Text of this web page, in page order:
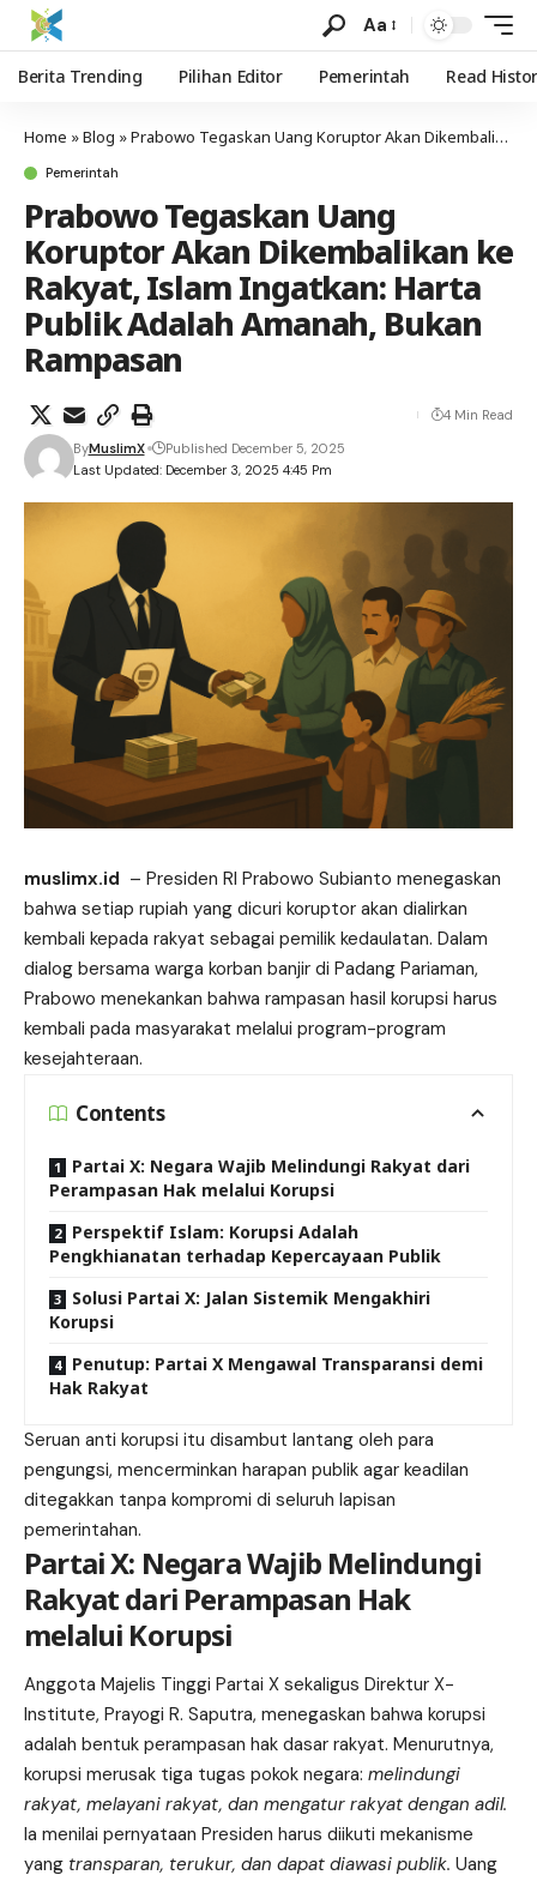
Aa
Berita Trending Pilihan Editor Pemerintah Read
Home »Blog »Prabowo Tegaskan Uang Koruptor Akan Dikembalikan ke Rakyat, Islam Ingatkan: Harta Publik Adalah Amanah, Bukan Rampasan
Pemerintah
Prabowo Tegaskan Uang
Koruptor Akan Dikembalikan ke
Rakyat, Islam Ingatkan: Harta
Publik Adalah Amanah, Bukan
Rampasan
Last Updated: December 3, 2025 4:45 Pm
ByMuslimX Published December 5, 2025
4 Min Read
muslimx.id – Presiden RI Prabowo Subianto menegaskan
bahwa setiap rupiah yang dicuri koruptor akan dialirkan
kembali kepada rakyat sebagai pemilik kedaulatan. Dalam
dialog bersama warga korban banjir di Padang Pariaman,
Prabowo menekankan bahwa rampasan hasil korupsi harus
kembali pada masyarakat melalui program-program
kesejahteraan.
Contents
Partai X: Negara Wajib Melindungi Rakyat dari
Perampasan Hak melalui Korupsi
Perspektif Islam: Korupsi Adalah
Pengkhianatan terhadap Kepercayaan Publik
Solusi Partai X: Jalan Sistemik Mengakhiri
Korupsi
Penutup: Partai X Mengawal Transparansi demi
Hak Rakyat
Seruan anti korupsi itu disambut lantang oleh para
pengungsi, mencerminkan harapan publik agar keadilan
ditegakkan tanpa kompromi di seluruh lapisan
pemerintahan.
Partai X: Negara Wajib Melindungi
Rakyat dari Perampasan Hak
melalui Korupsi
Anggota Majelis Tinggi Partai X sekaligus Direktur X-
Institute, Prayogi R. Saputra, menegaskan bahwa korupsi
adalah bentuk perampasan hak dasar rakyat. Menurutnya,
korupsi merusak tiga tugas pokok negara: melindungi
rakyat, melayani rakyat, dan mengatur rakyat dengan adil.
Ia menilai pernyataan Presiden harus diikuti mekanisme
yang transparan, terukur, dan dapat diawasi publik. Uang